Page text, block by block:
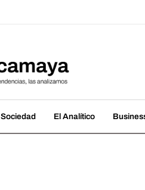
Sociedad El Analítico